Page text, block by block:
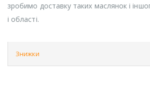
зробимо доставку таких маслянок і
і області.
Знижки